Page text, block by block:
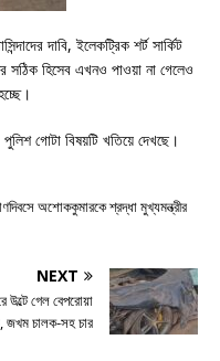
দাবি, ইলেকট্রিক শর্ট সার্কিট
সঠিক হিসেব এখনও পাওয়া না গেলেও
গোটা বিষয়টি খতিয়ে দেখছে।
অশোককুমারকে শ্রদ্ধা মুখ্যমন্ত্রীর
NEXT
গেল বেপরোয়া
জখম চালক-সহ চার